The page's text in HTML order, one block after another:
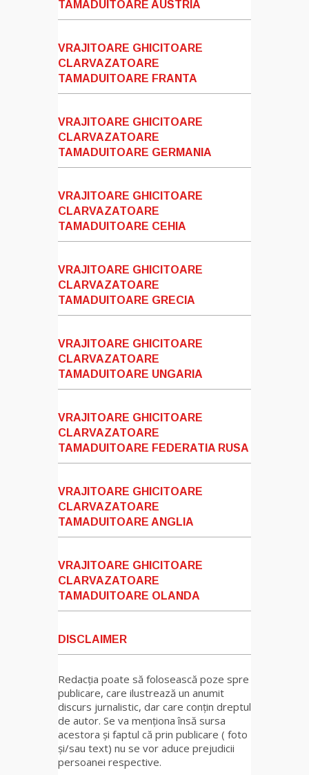
TAMADUITOARE AUSTRIA
VRAJITOARE GHICITOARE
CLARVAZATOARE
TAMADUITOARE FRANTA
VRAJITOARE GHICITOARE
CLARVAZATOARE
TAMADUITOARE GERMANIA
VRAJITOARE GHICITOARE
CLARVAZATOARE
TAMADUITOARE CEHIA
VRAJITOARE GHICITOARE
CLARVAZATOARE
TAMADUITOARE GRECIA
VRAJITOARE GHICITOARE
CLARVAZATOARE
TAMADUITOARE UNGARIA
VRAJITOARE GHICITOARE
CLARVAZATOARE
TAMADUITOARE FEDERATIA RUSA
VRAJITOARE GHICITOARE
CLARVAZATOARE
TAMADUITOARE ANGLIA
VRAJITOARE GHICITOARE
CLARVAZATOARE
TAMADUITOARE OLANDA
DISCLAIMER
Redacția poate să folosească poze spre
publicare, care ilustrează un anumit
discurs jurnalistic, dar care conțin dreptul
de autor. Se va menționa însă sursa
acestora și faptul că prin publicare ( foto
și/sau text) nu se vor aduce prejudicii
persoanei respective.